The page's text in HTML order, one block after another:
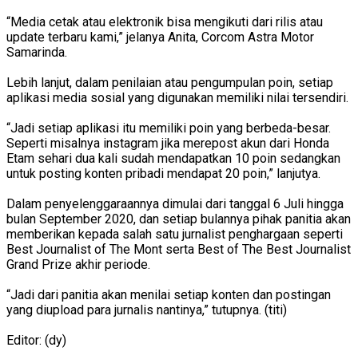
“Media cetak atau elektronik bisa mengikuti dari rilis atau
update terbaru kami,” jelanya Anita, Corcom Astra Motor
Samarinda.
Lebih lanjut, dalam penilaian atau pengumpulan poin, setiap
aplikasi media sosial yang digunakan memiliki nilai tersendiri.
“Jadi setiap aplikasi itu memiliki poin yang berbeda-besar.
Seperti misalnya instagram jika merepost akun dari Honda
Etam sehari dua kali sudah mendapatkan 10 poin sedangkan
untuk posting konten pribadi mendapat 20 poin,” lanjutya.
Dalam penyelenggaraannya dimulai dari tanggal 6 Juli hingga
bulan September 2020, dan setiap bulannya pihak panitia akan
memberikan kepada salah satu jurnalist penghargaan seperti
Best Journalist of The Mont serta Best of The Best Journalist
Grand Prize akhir periode.
“Jadi dari panitia akan menilai setiap konten dan postingan
yang diupload para jurnalis nantinya,” tutupnya. (titi)
Editor: (dy)